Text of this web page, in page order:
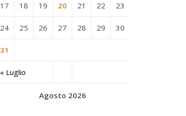
Agosto 2026
« Luglio
17 18 19 20 21 22 23
24 25 26 27 28 29 30
31